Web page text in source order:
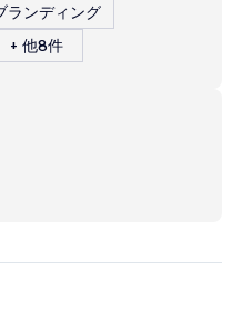
ランディング
+ 他8件